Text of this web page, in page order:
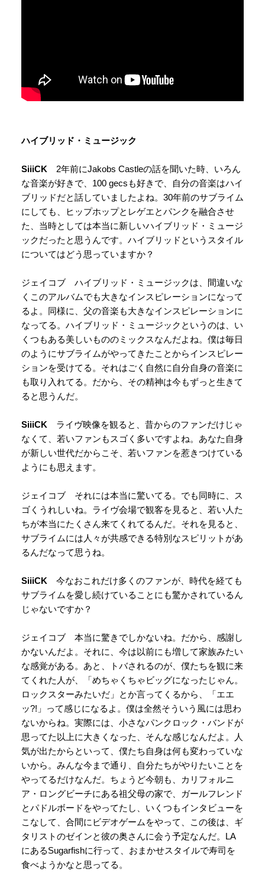
ハイブリッド・ミュージック
SiiiCK 2年前にJakobs Castleの話を聞いた時、いろん
な音楽が好きで、100 gecsも好きで、自分の音楽はハイ
ブリッドだと話していましたよね。30年前のサブライム
にしても、ヒップホップとレゲエとパンクを融合させ
た、当時としては本当に新しいハイブリッド・ミュージ
ックだったと思うんです。ハイブリッドというスタイル
についてはどう思っていますか？
ジェイコブ ハイブリッド・ミュージックは、間違いな
くこのアルバムでも大きなインスピレーションになって
るよ。同様に、父の音楽も大きなインスピレーションに
なってる。ハイブリッド・ミュージックというのは、い
くつもある美しいもののミックスなんだよね。僕は毎日
のようにサブライムがやってきたことからインスピレー
ションを受けてる。それはごく自然に自分自身の音楽に
も取り入れてる。だから、その精神は今もずっと生きて
ると思うんだ。
SiiiCK ライヴ映像を観ると、昔からのファンだけじゃ
なくて、若いファンもスゴく多いですよね。あなた自身
が新しい世代だからこそ、若いファンを惹きつけている
ようにも思えます。
ジェイコブ それには本当に驚いてる。でも同時に、ス
ゴくうれしいね。ライヴ会場で観客を見ると、若い人た
ちが本当にたくさん来てくれてるんだ。それを見ると、
サブライムには人々が共感できる特別なスピリットがあ
るんだなって思うね。
SiiiCK 今なおこれだけ多くのファンが、時代を経ても
サブライムを愛し続けていることにも驚かされているん
じゃないですか？
ジェイコブ 本当に驚きでしかないね。だから、感謝し
かないんだよ。それに、今は以前にも増して家族みたい
な感覚がある。あと、トバされるのが、僕たちを観に来
てくれた人が、「めちゃくちゃビッグになったじゃん。
ロックスターみたいだ」とか言ってくるから、「エエ
ッ?!」って感じになるよ。僕は全然そういう風には思わ
ないからね。実際には、小さなパンクロック・バンドが
思ってた以上に大きくなった、そんな感じなんだよ。人
気が出たからといって、僕たち自身は何も変わっていな
いから。みんな今まで通り、自分たちがやりたいことを
やってるだけなんだ。ちょうど今朝も、カリフォルニ
ア・ロングビーチにある祖父母の家で、ガールフレンド
とパドルボードをやってたし、いくつもインタビューを
こなして、合間にビデオゲームをやって、この後は、ギ
タリストのゼインと彼の奥さんに会う予定なんだ。LA
にあるSugarfishに行って、おまかせスタイルで寿司を
食べようかなと思ってる。